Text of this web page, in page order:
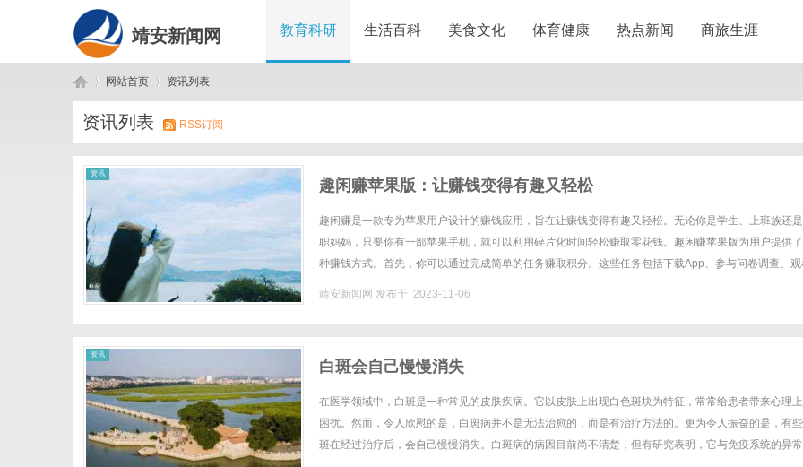
靖安新闻网 教育科研 生活百科 美食文化 体育健康 热点新闻 商旅生涯
靖 ›
网站首页
›
资讯列表
资讯列表 RSS订阅
资讯
趣闲赚苹果版：让赚钱变得有趣又轻松
趣闲赚是一款专为苹果用户设计的赚钱应用，旨在让赚钱变得有趣又轻松。无论你是学生、上班族还
职妈妈，只要你有一部苹果手机，就可以利用碎片化时间轻松赚取零花钱。趣闲赚苹果版为用户提供
种赚钱方式。首先，你可以通过完成简单的任务赚取积分。这些任务包括下载App、参与问卷调查、
靖安新闻网 发布于 2023-11-06
资讯
白斑会自己慢慢消失
在医学领域中，白斑是一种常见的皮肤疾病。它以皮肤上出现白色斑块为特征，常常给患者带来心理
困扰。然而，令人欣慰的是，白斑病并不是无法治愈的，而是有治疗方法的。更为令人振奋的是，有
斑在经过治疗后，会自己慢慢消失。白斑病的病因目前尚不清楚，但有研究表明，它与免疫系统的异